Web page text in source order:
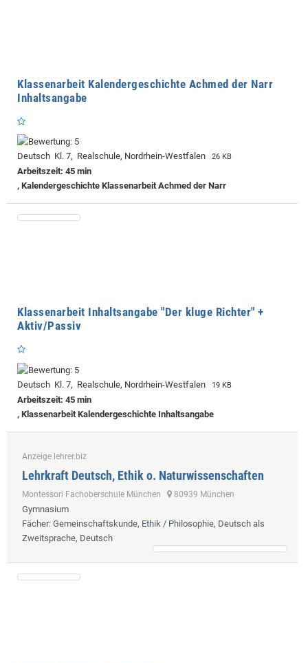
Klassenarbeit Kalendergeschichte Achmed der Narr
Inhaltsangabe
Deutsch Kl. 7, Realschule, Nordrhein-Westfalen 26 KB
Arbeitszeit: 45 min
, Kalendergeschichte Klassenarbeit Achmed der Narr
Klassenarbeit Inhaltsangabe "Der kluge Richter" +
Aktiv/Passiv
Deutsch Kl. 7, Realschule, Nordrhein-Westfalen 19 KB
Arbeitszeit: 45 min
, Klassenarbeit Kalendergeschichte Inhaltsangabe
Anzeige lehrer.biz
Lehrkraft Deutsch, Ethik o. Naturwissenschaften
Montessori Fachoberschule München 80939 München
Gymnasium
Fächer: Gemeinschaftskunde, Ethik / Philosophie, Deutsch als
Zweitsprache, Deutsch